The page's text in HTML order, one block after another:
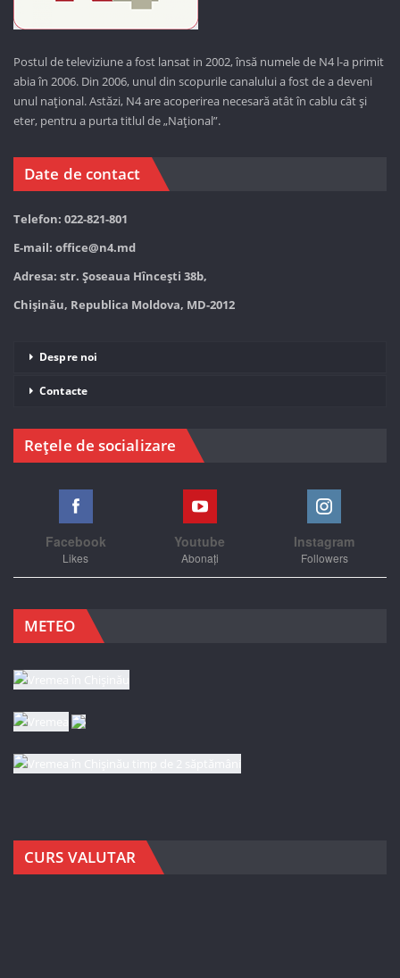
Postul de televiziune a fost lansat in 2002, însă numele de N4 l-a primit
abia în 2006. Din 2006, unul din scopurile canalului a fost de a deveni
unul național. Astăzi, N4 are acoperirea necesară atât în cablu cât și
eter, pentru a purta titlul de „Național”.
Date de contact
Telefon: 022-821-801
E-mail: office@n4.md
Adresa: str. Șoseaua Hînceşti 38b,
Chișinău, Republica Moldova, MD-2012
Despre noi
Contacte
Rețele de socializare
Facebook
Likes
Youtube
Abonați
Instagram
Followers
METEO
CURS VALUTAR